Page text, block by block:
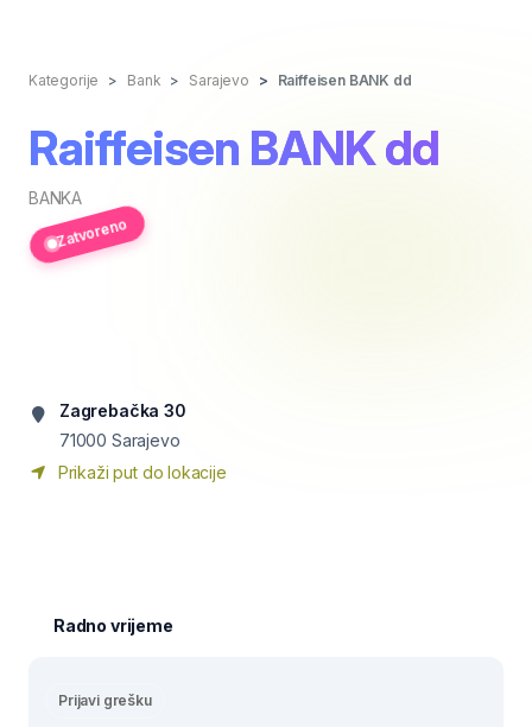
Kategorije Bank Sarajevo Raiffeisen BANK dd
Raiffeisen BANK dd
BANKA
Zatvoreno
Zagrebačka 30
71000 Sarajevo
Prikaži put do lokacije
Radno vrijeme
Prijavi grešku